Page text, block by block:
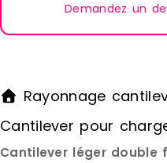
Demandez un
Rayonnage
Cantilever pour
Cantilever léger double